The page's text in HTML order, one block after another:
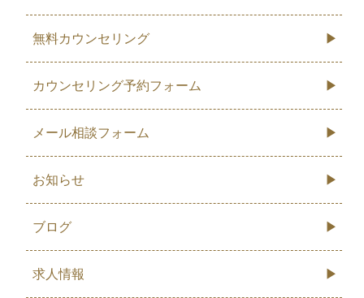
無料カウンセリング
カウンセリング予約フォーム
メール相談フォーム
お知らせ
ブログ
求人情報